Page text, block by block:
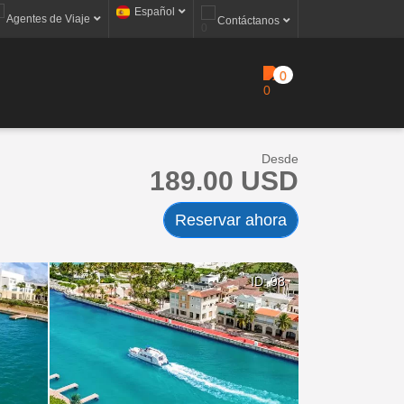
Agentes de Viaje
Español
Contáctanos
0
Desde
189.00 USD
Reservar ahora
ID: 98